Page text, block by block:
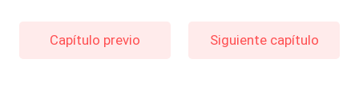
Capítulo previo Siguiente capítulo